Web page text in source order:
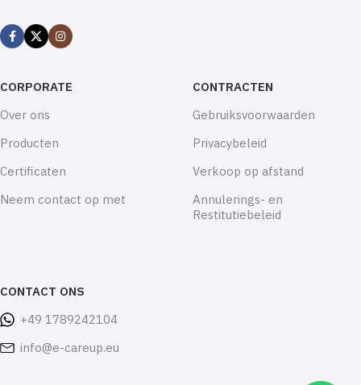
CORPORATE
Over ons
Producten
Certificaten
Neem contact op met
CONTRACTEN
Gebruiksvoorwaarden
Privacybeleid
Verkoop op afstand
Annulerings- en
Restitutiebeleid
CONTACT ONS
+49 1789242104
info@e-careup.eu